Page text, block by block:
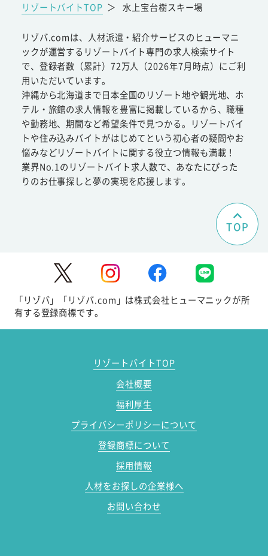
リゾートバイトTOP ＞ 水上宝台樹スキー場
リゾバ.comは、人材派遣・紹介サービスのヒューマニ
ックが運営するリゾートバイト専門の求人検索サイト
で、登録者数（累計）72万人（2026年7月時点）にご利
用いただいています。
沖縄から北海道まで日本全国のリゾート地や観光地、ホ
テル・旅館の求人情報を豊富に掲載しているから、職種
や勤務地、期間など希望条件で見つかる。リゾートバイ
トや住み込みバイトがはじめてという初心者の疑問やお
悩みなどリゾートバイトに関する役立つ情報も満載！
業界No.1のリゾートバイト求人数で、あなたにぴった
りのお仕事探しと夢の実現を応援します。
TOP
「リゾバ」「リゾバ.com」は株式会社ヒューマニックが所
有する登録商標です。
リゾートバイトTOP
会社概要
福利厚生
プライバシーポリシーについて
登録商標について
採用情報
人材をお探しの企業様へ
お問い合わせ